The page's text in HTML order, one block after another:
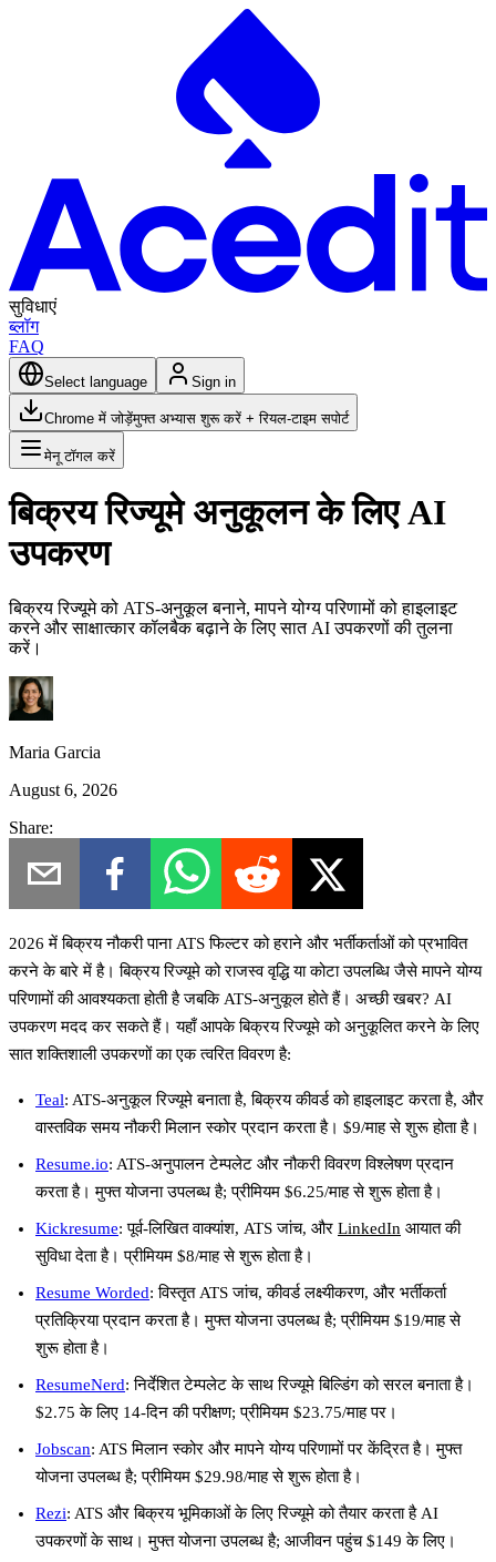
सुविधाएं
ब्लॉग
FAQ
Select language Sign in
Chrome में जोड़ेंमुफ्त अभ्यास शुरू करें + रियल-टाइम सपोर्ट
मेनू टॉगल करें
बिक्रय रिज्यूमे अनुकूलन के लिए AI
उपकरण
बिक्रय रिज्यूमे को ATS-अनुकूल बनाने, मापने योग्य परिणामों को हाइलाइट
करने और साक्षात्कार कॉलबैक बढ़ाने के लिए सात AI उपकरणों की तुलना
करें।
Maria Garcia
August 6, 2026
Share:
2026 में बिक्रय नौकरी पाना ATS फिल्टर को हराने और भर्तीकर्ताओं को प्रभावित
करने के बारे में है। बिक्रय रिज्यूमे को राजस्व वृद्धि या कोटा उपलब्धि जैसे मापने योग्य
परिणामों की आवश्यकता होती है जबकि ATS-अनुकूल होते हैं। अच्छी खबर? AI
उपकरण मदद कर सकते हैं। यहाँ आपके बिक्रय रिज्यूमे को अनुकूलित करने के लिए
सात शक्तिशाली उपकरणों का एक त्वरित विवरण है:
Teal: ATS-अनुकूल रिज्यूमे बनाता है, बिक्रय कीवर्ड को हाइलाइट करता है, और
वास्तविक समय नौकरी मिलान स्कोर प्रदान करता है। $9/माह से शुरू होता है।
Resume.io: ATS-अनुपालन टेम्पलेट और नौकरी विवरण विश्लेषण प्रदान
करता है। मुफ्त योजना उपलब्ध है; प्रीमियम $6.25/माह से शुरू होता है।
Kickresume: पूर्व-लिखित वाक्यांश, ATS जांच, और LinkedIn आयात की
सुविधा देता है। प्रीमियम $8/माह से शुरू होता है।
Resume Worded: विस्तृत ATS जांच, कीवर्ड लक्ष्यीकरण, और भर्तीकर्ता
प्रतिक्रिया प्रदान करता है। मुफ्त योजना उपलब्ध है; प्रीमियम $19/माह से
शुरू होता है।
ResumeNerd: निर्देशित टेम्पलेट के साथ रिज्यूमे बिल्डिंग को सरल बनाता है।
$2.75 के लिए 14-दिन की परीक्षण; प्रीमियम $23.75/माह पर।
Jobscan: ATS मिलान स्कोर और मापने योग्य परिणामों पर केंद्रित है। मुफ्त
योजना उपलब्ध है; प्रीमियम $29.98/माह से शुरू होता है।
Rezi: ATS और बिक्रय भूमिकाओं के लिए रिज्यूमे को तैयार करता है AI
उपकरणों के साथ। मुफ्त योजना उपलब्ध है; आजीवन पहुंच $149 के लिए।